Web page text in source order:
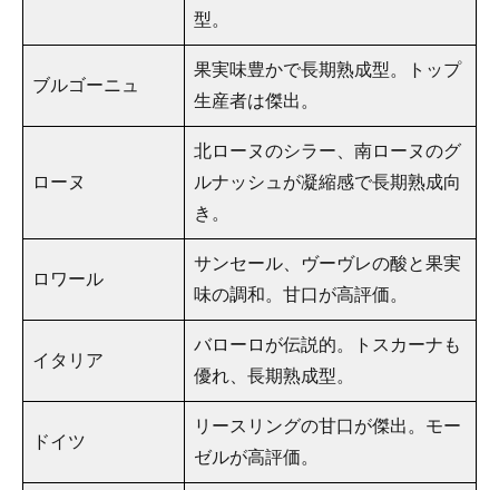
型。
ブルゴーニュ
果実味豊かで長期熟成型。トップ
生産者は傑出。
ローヌ
北ローヌのシラー、南ローヌのグ
ルナッシュが凝縮感で長期熟成向
き。
ロワール
サンセール、ヴーヴレの酸と果実
味の調和。甘口が高評価。
イタリア
バローロが伝説的。トスカーナも
優れ、長期熟成型。
ドイツ
リースリングの甘口が傑出。モー
ゼルが高評価。